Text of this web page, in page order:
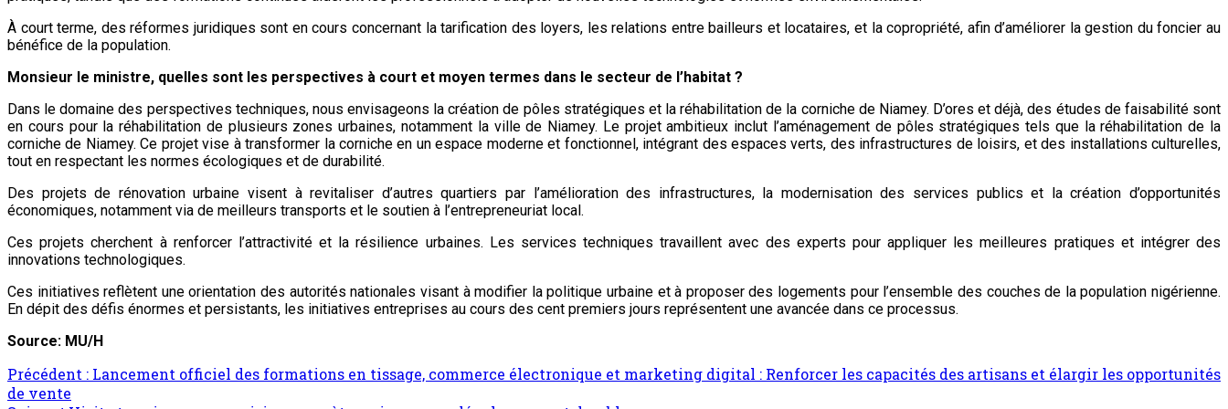
À court terme, des réformes juridiques sont en cours concernant la tarification des loyers, les relations entre bailleurs et locataires, et la copropriété, afin d’améliorer la gestion du foncier au
bénéfice de la population.
Monsieur le ministre, quelles sont les perspectives à court et moyen termes dans le secteur de l’habitat ?
Dans le domaine des perspectives techniques, nous envisageons la création de pôles stratégiques et la réhabilitation de la corniche de Niamey. D’ores et déjà, des études de faisabilité sont
en cours pour la réhabilitation de plusieurs zones urbaines, notamment la ville de Niamey. Le projet ambitieux inclut l’aménagement de pôles stratégiques tels que la réhabilitation de la
corniche de Niamey. Ce projet vise à transformer la corniche en un espace moderne et fonctionnel, intégrant des espaces verts, des infrastructures de loisirs, et des installations culturelles,
tout en respectant les normes écologiques et de durabilité.
Des projets de rénovation urbaine visent à revitaliser d’autres quartiers par l’amélioration des infrastructures, la modernisation des services publics et la création d’opportunités
économiques, notamment via de meilleurs transports et le soutien à l’entrepreneuriat local.
Ces projets cherchent à renforcer l’attractivité et la résilience urbaines. Les services techniques travaillent avec des experts pour appliquer les meilleures pratiques et intégrer des
innovations technologiques.
Ces initiatives reflètent une orientation des autorités nationales visant à modifier la politique urbaine et à proposer des logements pour l’ensemble des couches de la population nigérienne.
En dépit des défis énormes et persistants, les initiatives entreprises au cours des cent premiers jours représentent une avancée dans ce processus.
Source: MU/H
Précédent : Lancement officiel des formations en tissage, commerce électronique et marketing digital : Renforcer les capacités des artisans et élargir les opportunités
de vente